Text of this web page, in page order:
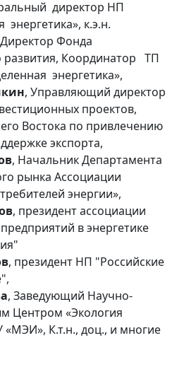
директор НП
энергетика», к.э.н.
Фонда
развития, Координатор ТП
энергетика»,
, Управляющий директор
проектов,
Востока по привлечению
экспорта,
, Начальник Департамента
рынка Ассоциации
энергии»,
, президент ассоциации
в энергетике
, президент НП "Российские
, Заведующий Научно-
Центром «Экология
«МЭИ», К.т.н., доц., и многие